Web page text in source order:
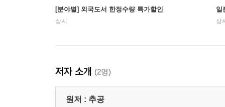
[분야별] 외국도서 한정수량 특가할인
상시
일
상
저자 소개 (2명)
원저 : 추공